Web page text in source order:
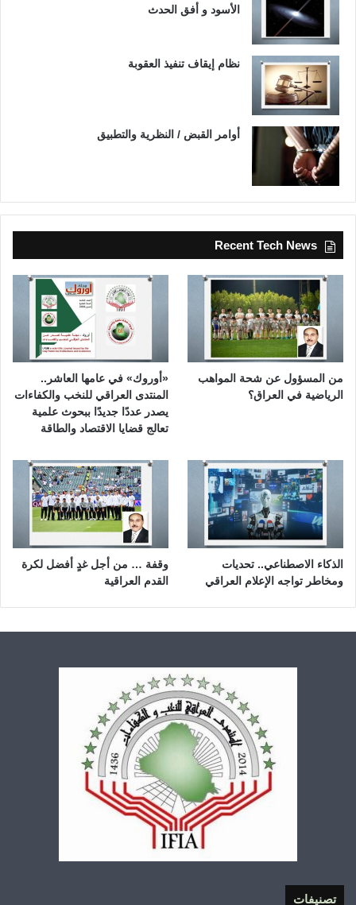
الأسود و أفق الحدث
نظام إيقاف تنفيذ العقوبة
أوامر القبض / النظرية والتطبيق
Recent Tech News
من المسؤول عن شحة المواهب
الرياضية في العراق؟
«أوروك» في عامها العاشر..
المنتدى العراقي للنخب والكفاءات
يصدر عددًا جديدًا ببحوث علمية
تعالج قضايا الاقتصاد والطاقة
الذكاء الاصطناعي.. تحديات
ومخاطر تواجه الإعلام العراقي
وقفة … من أجل غدٍ أفضل لكرة
القدم العراقية
تصنيفات